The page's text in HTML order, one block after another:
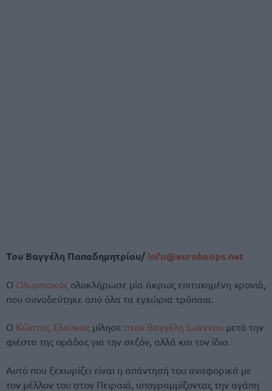
Του Βαγγέλη Παπαδημητρίου/ info@eurohoops.net
Ο Ολυμπιακός ολοκλήρωσε μία άκρως επιτυχημένη χρονιά,
που συνοδεύτηκε από όλα τα εγχώρια τρόπαια.
Ο Κώστας Σλούκας μίλησε στον Βαγγέλη Ιωάννου μετά την
φιέστα της ομάδας για την σεζόν, αλλά και τον ίδιο.
Αυτό που ξεχωρίζει είναι η απάντησή του αναφορικά με
τον μέλλον του στον Πειραιά, υπογραμμίζοντας την αγάπη